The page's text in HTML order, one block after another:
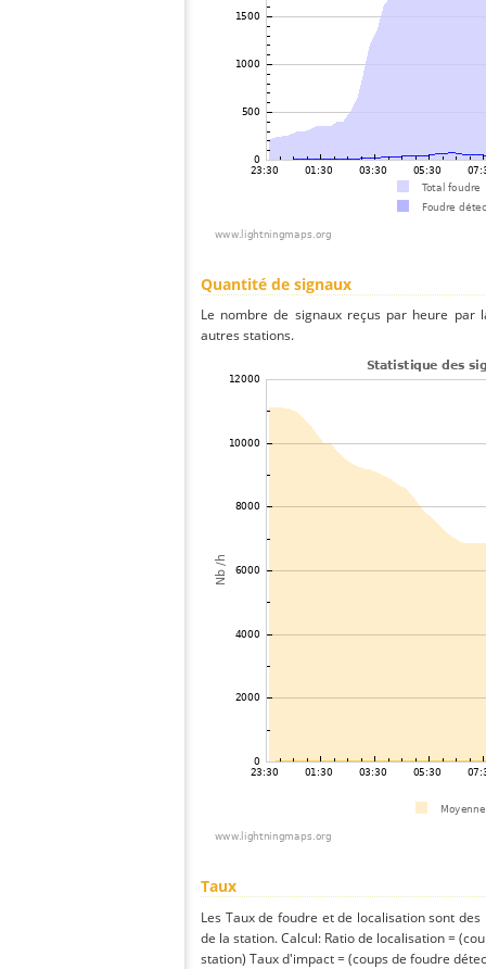
Quantité de signaux
Le nombre de signaux reçus par heure par
autres stations.
Taux
Les Taux de foudre et de localisation sont
de la station. Calcul: Ratio de localisation =
station) Taux d'impact = (coups de foudre